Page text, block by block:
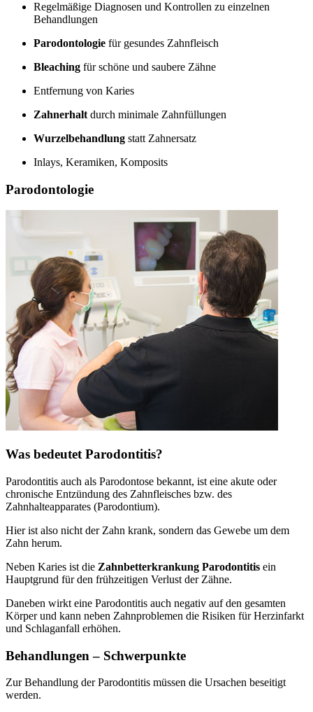
Regelmäßige Diagnosen und Kontrollen zu einzelnen
Behandlungen
Parodontologie für gesundes Zahnfleisch
Bleaching für schöne und saubere Zähne
Entfernung von Karies
Zahnerhalt durch minimale Zahnfüllungen
Wurzelbehandlung statt Zahnersatz
Inlays, Keramiken, Komposits
Parodontologie
Was bedeutet Parodontitis?
Parodontitis auch als Parodontose bekannt, ist eine akute oder
chronische Entzündung des Zahnfleisches bzw. des
Zahnhalteapparates (Parodontium).
Hier ist also nicht der Zahn krank, sondern das Gewebe um dem
Zahn herum.
Neben Karies ist die Zahnbetterkrankung Parodontitis ein
Hauptgrund für den frühzeitigen Verlust der Zähne.
Daneben wirkt eine Parodontitis auch negativ auf den gesamten
Körper und kann neben Zahnproblemen die Risiken für Herzinfarkt
und Schlaganfall erhöhen.
Behandlungen – Schwerpunkte
Zur Behandlung der Parodontitis müssen die Ursachen beseitigt
werden.